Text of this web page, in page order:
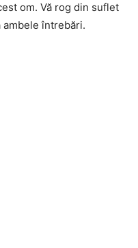
om. Vă rog din suflet
ambele întrebări.